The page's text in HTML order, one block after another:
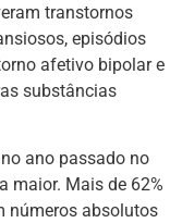
transtornos
episódios
afetivo bipolar e
substâncias
ano passado no
maior. Mais de 62%
números absolutos